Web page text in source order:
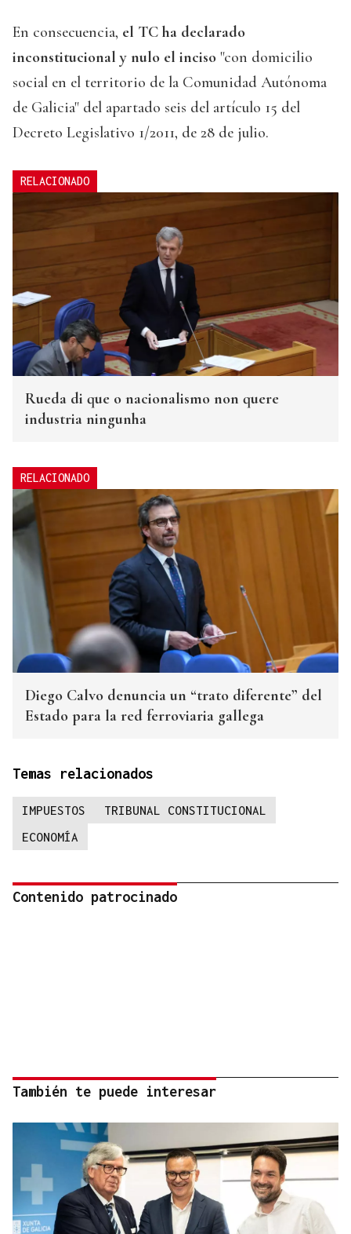
En consecuencia, el TC ha declarado
inconstitucional y nulo el inciso "con domicilio
social en el territorio de la Comunidad Autónoma
de Galicia" del apartado seis del artículo 15 del
Decreto Legislativo 1/2011, de 28 de julio.
RELACIONADO
Rueda di que o nacionalismo non quere
industria ningunha
RELACIONADO
Diego Calvo denuncia un “trato diferente” del
Estado para la red ferroviaria gallega
Temas relacionados
IMPUESTOS
TRIBUNAL CONSTITUCIONAL
ECONOMÍA
Contenido patrocinado
También te puede interesar